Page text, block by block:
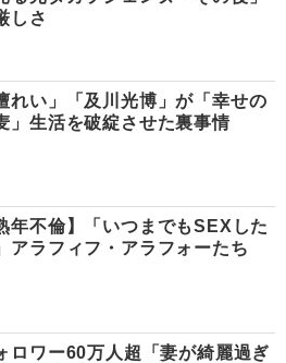
しさ
れい」「及川光博」が「幸せの
」生活を破綻させた裏事情
年不倫】「いつまでもSEXした
アラフィフ・アラフォーたち
ロワー60万人超「妻が綺麗過ぎ